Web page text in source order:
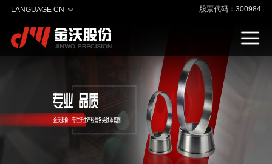
LANGUAGE CN 股票代码：300984